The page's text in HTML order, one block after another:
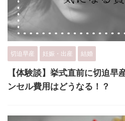
切迫早産 妊娠・出産 結婚
【体験談】挙式直前に切迫早
ンセル費用はどうなる！？